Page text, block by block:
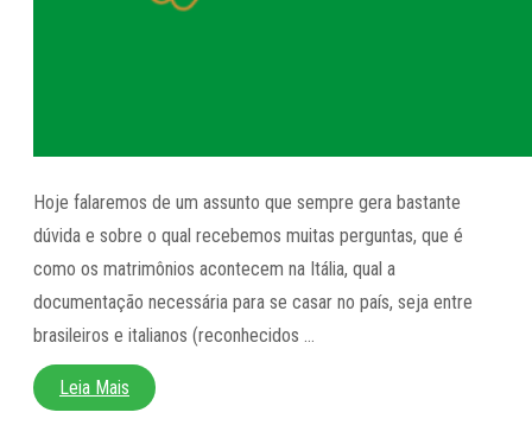
Hoje falaremos de um assunto que sempre gera bastante
dúvida e sobre o qual recebemos muitas perguntas, que é
como os matrimônios acontecem na Itália, qual a
documentação necessária para se casar no país, seja entre
brasileiros e italianos (reconhecidos …
Leia Mais